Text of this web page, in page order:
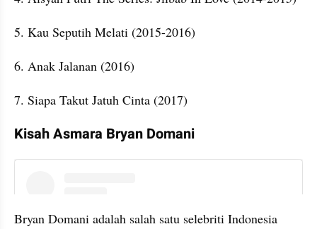
5. Kau Seputih Melati (2015-2016)
6. Anak Jalanan (2016)
7. Siapa Takut Jatuh Cinta (2017)
Kisah Asmara Bryan Domani
Bryan Domani adalah salah satu selebriti Indonesia